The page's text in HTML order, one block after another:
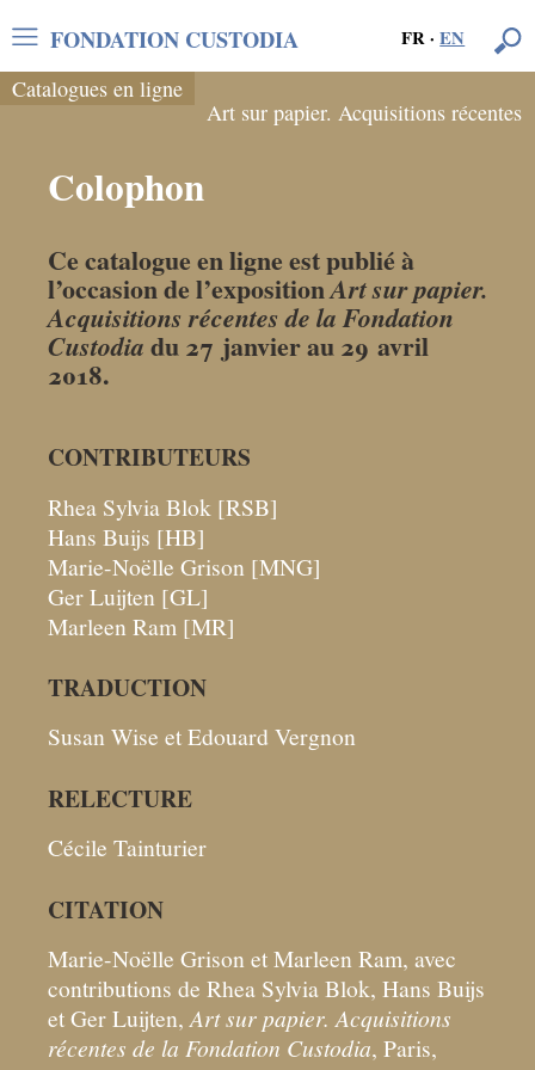
FR·EN
FONDATION CUSTODIA
Catalogues en ligne
Art sur papier. Acquisitions récentes
Colophon
Ce catalogue en ligne est publié à
l’occasion de l’expositionArt sur papier.
Acquisitions récentes de la Fondation
Custodiadu 27 janvier au 29 avril
2018.
CONTRIBUTEURS
Rhea Sylvia Blok [RSB]
Hans Buijs [HB]
Marie-Noëlle Grison [MNG]
Ger Luijten [GL]
Marleen Ram [MR]
TRADUCTION
Susan Wise et Edouard Vergnon
RELECTURE
Cécile Tainturier
CITATION
Marie-Noëlle Grison et Marleen Ram, avec
contributions de Rhea Sylvia Blok, Hans Buijs
et Ger Luijten, Art sur papier. Acquisitions
récentes de la Fondation Custodia, Paris,